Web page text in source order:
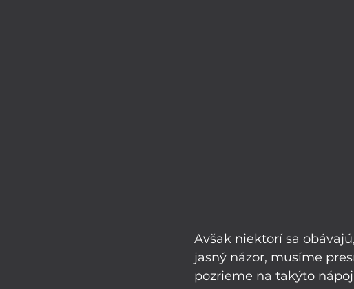
Avšak niektorí sa
jasný názor, musíme
pozrieme na takýto